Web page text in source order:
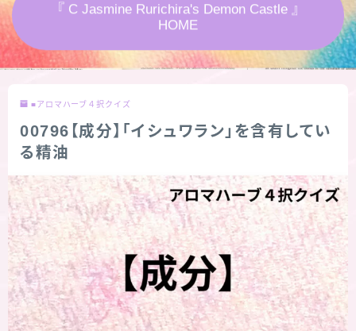
おすすめ商品＆レビュー
★スペシャルアロマハーブ４択クイズ (kindle出
お問い合わせ
サイトマップ
『 C Jasmine Rurichira's Demon Castle 』
HOME
■アロマハーブ４択クイズ
00796【成分】「イシュワラン」を含有してい
る精油